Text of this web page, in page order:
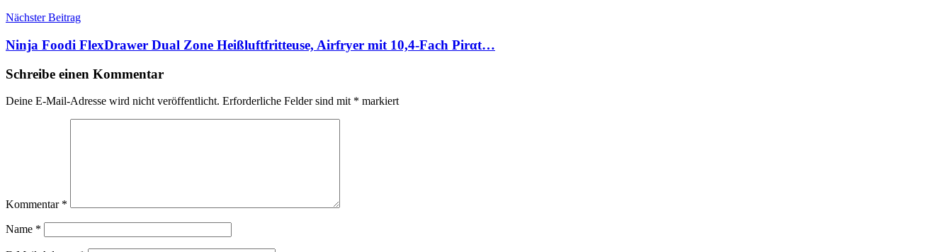
Nächster Beitrag
Ninja Foodi FlexDrawer Dual Zone Heißluftfritteuse, Airfryer mit 10,4-Fach Pirαt…
Schreibe einen Kommentar
Deine E-Mail-Adresse wird nicht veröffentlicht. Erforderliche Felder sind mit * markiert
Kommentar *
Name *